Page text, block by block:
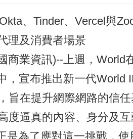
、Tinder、Vercel與
理及消費者場景
業資訊)--上週，World
，宣布推出新一代World
旨在提升網際網路的信
度逼真的內容、身分及
是為了應對這一挑戰，